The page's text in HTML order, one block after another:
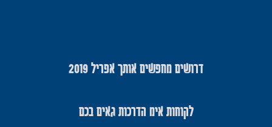
דרושים מחפשים אותך אפריל 2019
לקוחות אימ הדרכות גאים בכם